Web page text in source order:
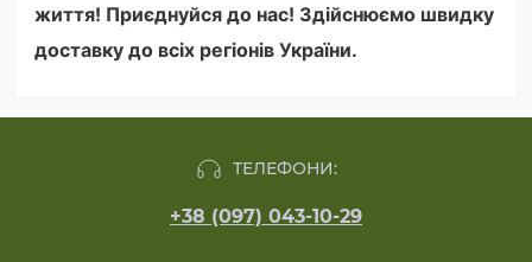
життя! Приєднуйся до нас! Здійснюємо швидку
доставку до всіх регіонів України.
ТЕЛЕФОНИ:
+38 (097) 043-10-29